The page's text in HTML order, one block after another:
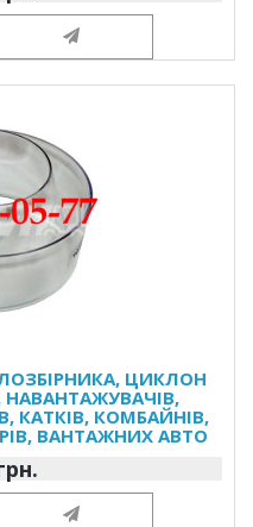
ЦИКЛОН
НАВАНТАЖУВАЧІВ,
КАТКІВ, КОМБАЙНІВ,
ВАНТАЖНИХ АВТО